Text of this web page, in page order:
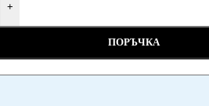
+
ПОРЪЧКА